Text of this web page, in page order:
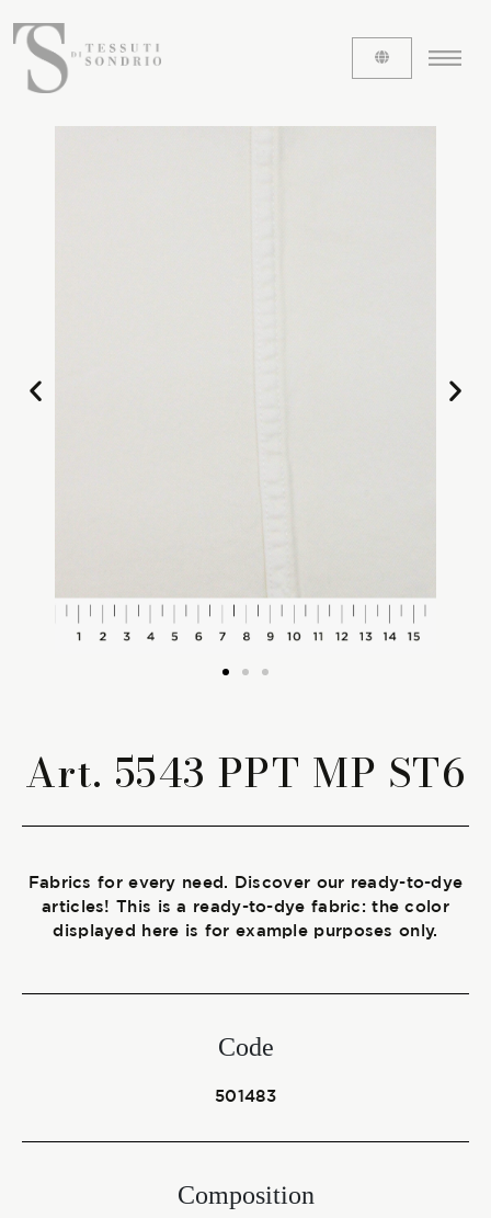
Art. 5543 PPT MP ST6
Fabrics for every need. Discover our ready-to-dye
articles! This is a ready-to-dye fabric: the color
displayed here is for example purposes only.
Code
501483
Composition
The season Spring/Summer
bunch
SUSTAINABILITY
UpCycle
Certifications
Start together
NEWS
CONTACT US